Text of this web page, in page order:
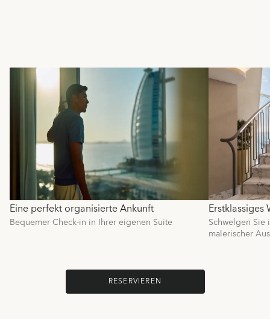
Eine perfekt organisierte Ankunft
Bequemer Check-in in Ihrer eigenen Suite
Erstklassiges
Schwelgen
malerischer
RESERVIEREN